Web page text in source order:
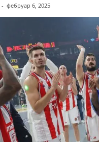
- фебруар 6, 2025